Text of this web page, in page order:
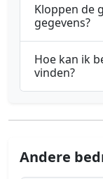
Kloppen de
gegevens?
Hoe kan ik
vinden?
Andere